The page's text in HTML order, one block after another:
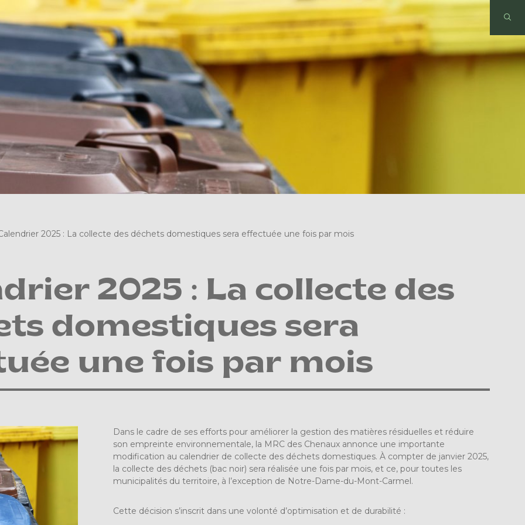
2025 : La collecte des déchets domestiques sera effectuée une fois par mois
2025 : La collecte des
domestiques sera
une fois par mois
Dans le cadre de ses efforts pour améliorer la gestion des matières résiduelles et réduire
son empreinte environnementale, la MRC des Chenaux annonce une importante
modification au calendrier de collecte des déchets domestiques. À compter de janvier 2025,
la collecte des déchets (bac noir) sera réalisée une fois par mois, et ce, pour toutes les
municipalités du territoire, à l’exception de Notre-Dame-du-Mont-Carmel.
Cette décision s’inscrit dans une volonté d’optimisation et de durabilité :